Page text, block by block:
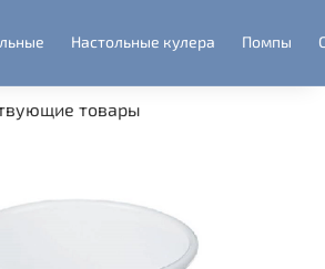
Настольные кулера Помпы
товары